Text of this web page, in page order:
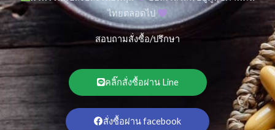
ไทยตลอดไป
สอบถามสั่งซื้อ/ปรึกษา
คลิ๊กสั่งซื้อผ่าน Line
สั่งซื้อผ่าน facebook